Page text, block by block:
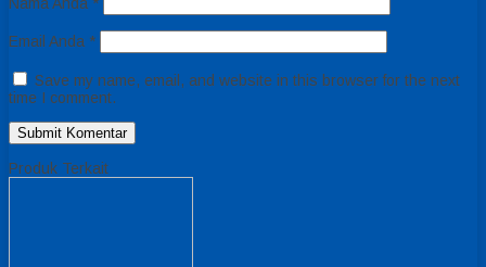
Email Anda *
Save my name, email, and website in this browser for the next
time I comment.
Produk Terkait